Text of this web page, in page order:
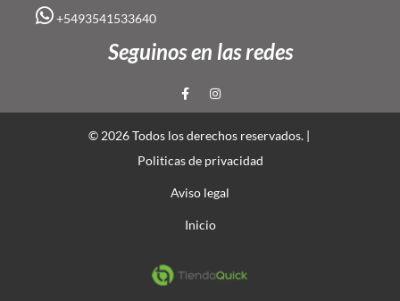
+5493541533640
Seguinos en las redes
© 2026 Todos los derechos reservados. |
Politicas de privacidad
Aviso legal
Inicio